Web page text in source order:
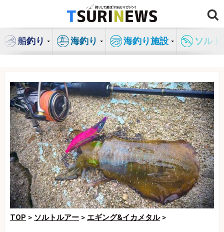
ン
船釣り 海釣り 海釣り施設 ソル
TOP > ソルトルアー > エギング&イカメタル>